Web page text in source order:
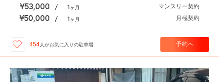
¥53,000 / 1ヶ月 マンスリー契約
¥50,000 / 1ヶ月 月極契約
454 人がお気に入りの駐車場 予約へ